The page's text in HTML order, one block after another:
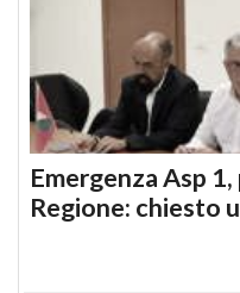
Emergenza Asp
Regione: chiesto